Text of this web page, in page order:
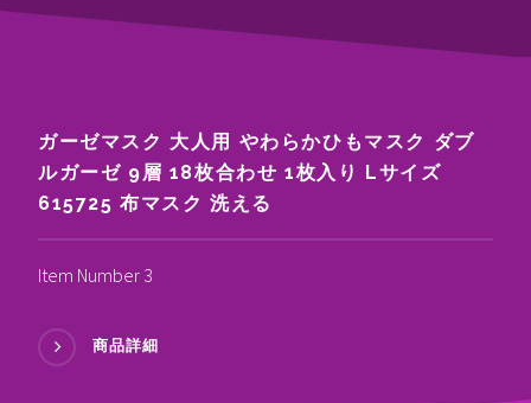
ガーゼマスク 大人用 やわらかひもマスク ダブ
ルガーゼ 9層 18枚合わせ 1枚入り Lサイズ
615725 布マスク 洗える
Item Number 3
商品詳細